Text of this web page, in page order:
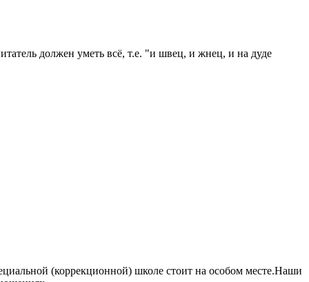
должен уметь всё, т.е. "и швец, и жнец, и на дуде
(коррекционной) школе стоит на особом месте.Наши